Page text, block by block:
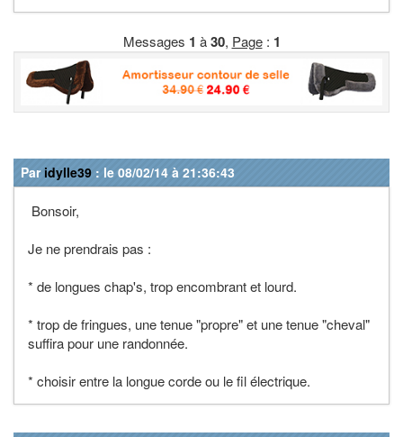
Messages 1 à30, Page: 1
Par idylle39 : le 08/02/14 à 21:36:43
Bonsoir,
Je ne prendrais pas :
* de longues chap's, trop encombrant et lourd.
* trop de fringues, une tenue "propre" et une tenue "cheval"
suffira pour une randonnée.
* choisir entre la longue corde ou le fil électrique.